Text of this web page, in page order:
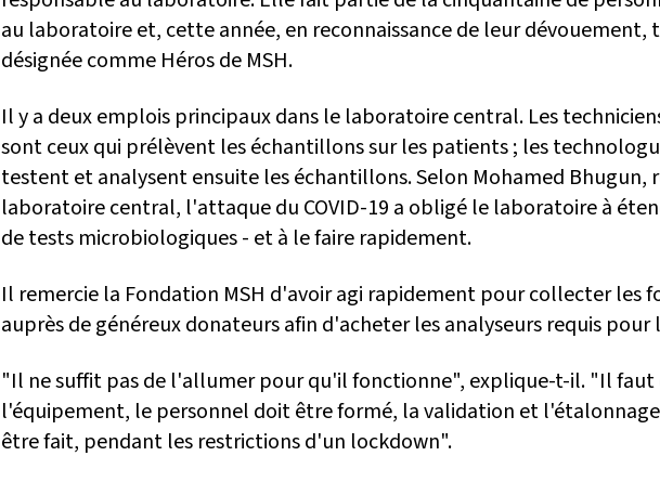
au laboratoire et, cette année, en reconnaissance de leur
désignée comme Héros de MSH.
Il y a deux emplois principaux dans le laboratoire central. Les
sont ceux qui prélèvent les échantillons sur les patients ; les
testent et analysent ensuite les échantillons. Selon Mohamed Bhugun,
laboratoire central, l'attaque du COVID-19 a obligé le laboratoire à
de tests microbiologiques - et à le faire rapidement.
Il remercie la Fondation MSH d'avoir agi rapidement pour collecter les
auprès de généreux donateurs afin d'acheter les analyseurs requis pour
"Il ne suffit pas de l'allumer pour qu'il fonctionne", explique-t-il. "Il faut
l'équipement, le personnel doit être formé, la validation et
être fait, pendant les restrictions d'un lockdown".